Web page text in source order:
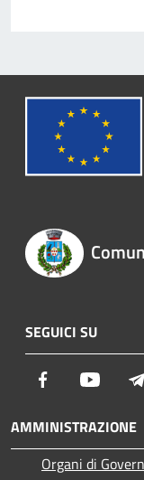
SEGUICI SU
Facebook Youtube
AMMINISTRAZIONE
Organi di